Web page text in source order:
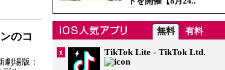
のコ
場版：
無料 有料
TikTok Lite - TikTok Ltd.